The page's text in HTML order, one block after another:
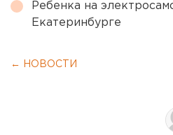
Ребенка на
Екатеринбурге
← НОВОСТИ